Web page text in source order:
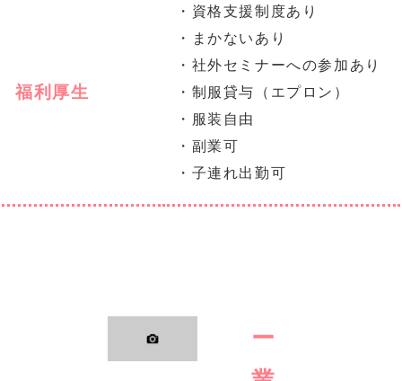
福利厚生
・資格支援制度あり
・まかないあり
・社外セミナーへの参加あり
・制服貸与（エプロン）
・服装自由
・副業可
・子連れ出勤可
ー